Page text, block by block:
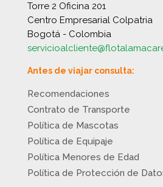
Torre 2 Oficina 201
Centro Empresarial Colpatria
Bogotá - Colombia
Antes de viajar consulta:
Recomendaciones
Contrato de Transporte
Política de Mascotas
Política de Equipaje
Política Menores de Edad
Política de Protección de